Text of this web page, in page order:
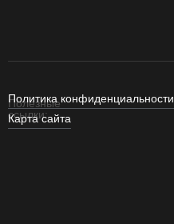
Полезные
ссылки:
Политика конфиденциальности
Карта сайта